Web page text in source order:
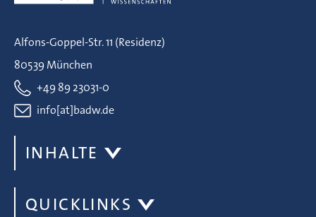
Alfons-Goppel-Str. 11 (Residenz)
80539 München
+49 89 23031-0
info[at]badw.de
INHALTE
QUICKLINKS